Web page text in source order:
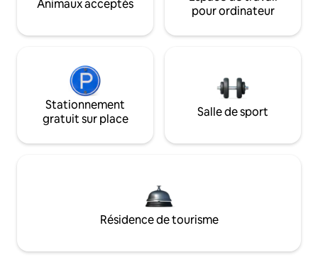
Animaux acceptés
pour ordinateur
Stationnement
gratuit sur place
Salle de sport
Résidence de tourisme